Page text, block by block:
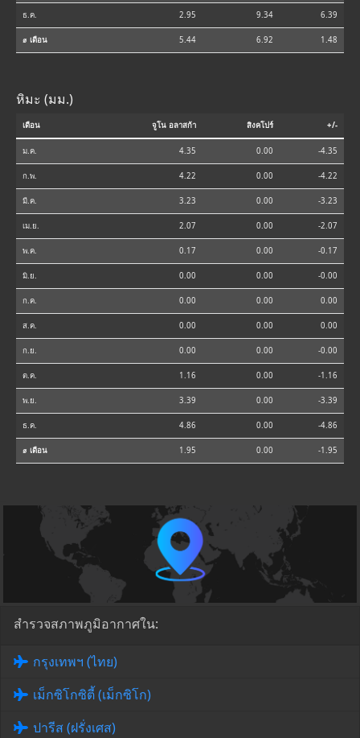
ธ.ค. 2.95 9.34 6.39
⌀ เดือน 5.44 6.92 1.48
หิมะ (มม.)
เดือน จูโน อลาสก้า สิงคโปร์ +/-
ม.ค. 4.35 0.00 -4.35
ก.พ. 4.22 0.00 -4.22
มี.ค. 3.23 0.00 -3.23
เม.ย. 2.07 0.00 -2.07
พ.ค. 0.17 0.00 -0.17
มิ.ย. 0.00 0.00 -0.00
ก.ค. 0.00 0.00 0.00
ส.ค. 0.00 0.00 0.00
ก.ย. 0.00 0.00 -0.00
ต.ค. 1.16 0.00 -1.16
พ.ย. 3.39 0.00 -3.39
ธ.ค. 4.86 0.00 -4.86
⌀ เดือน 1.95 0.00 -1.95
สำรวจสภาพภูมิอากาศใน:
กรุงเทพฯ (ไทย)
เม็กซิโกซิตี้ (เม็กซิโก)
ปารีส (ฝรั่งเศส)